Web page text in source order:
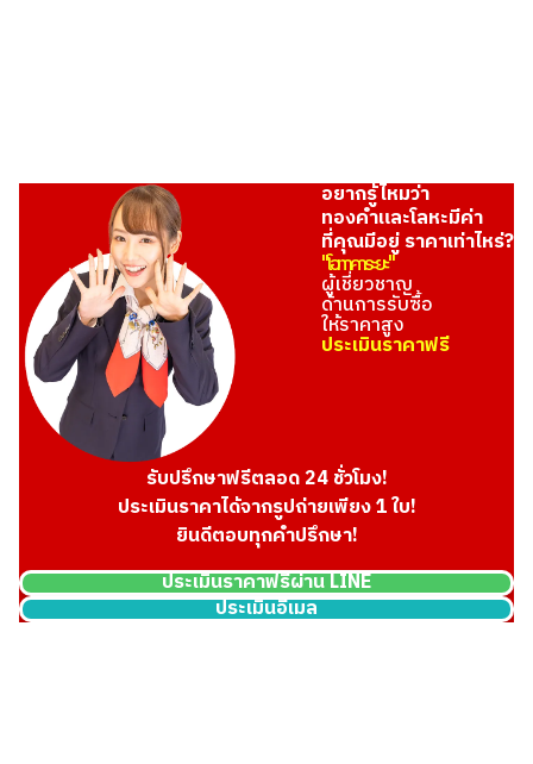
อยากรู้ไหมว่า
ทองคำและโลหะมีค่า
ที่คุณมีอยู่ ราคาเท่าไหร่?
"โอทาคาระยะ"
ผู้เชี่ยวชาญ
ด้านการรับซื้อ
ให้ราคาสูง
ประเมินราคาฟรี
รับปรึกษาฟรีตลอด 24 ชั่วโมง!
ประเมินราคาได้จากรูปถ่ายเพียง 1 ใบ!
ยินดีตอบทุกคำปรึกษา!
ประเมินราคาฟรีผ่าน LINE
ประเมินอีเมล